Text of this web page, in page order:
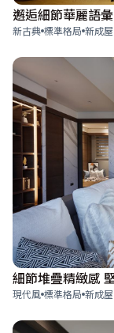
邂逅細節華麗語
新古典 標準格局 新成屋
細節堆疊精緻感
現代風 標準格局 新成屋